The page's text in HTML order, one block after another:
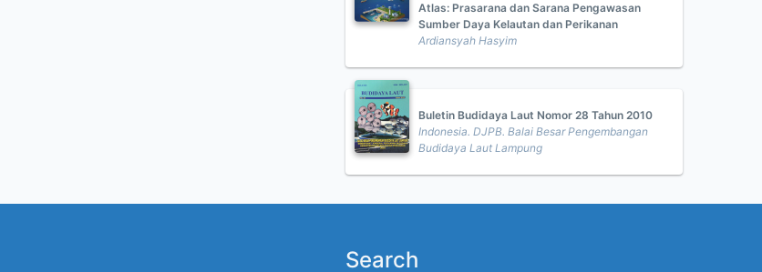
Atlas: Prasarana dan Sarana Pengawasan
Sumber Daya Kelautan dan Perikanan
Ardiansyah Hasyim
Buletin Budidaya Laut Nomor 28 Tahun 2010
Indonesia. DJPB. Balai Besar Pengembangan
Budidaya Laut Lampung
Search